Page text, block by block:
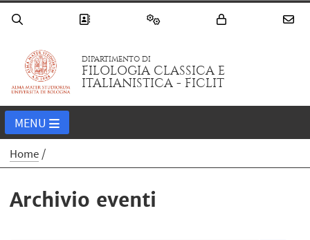
DIPARTIMENTO DI
FILOLOGIA CLASSICA E
ITALIANISTICA - FICLIT
MENU
Home
Archivio eventi